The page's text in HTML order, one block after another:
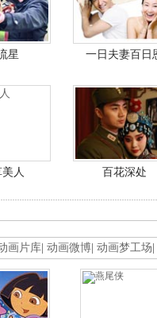
星 一日夫妻百日
人 百花深处
画片库 动画微博 动画梦工场